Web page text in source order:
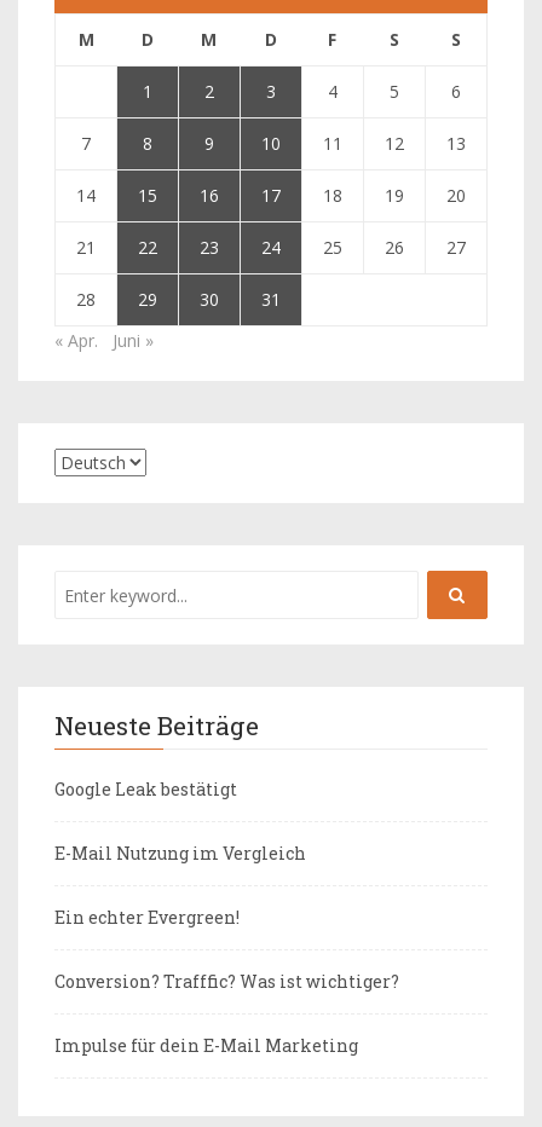
M D M D F S S
1 2 3 4 5 6
7 8 9 10 11 12 13
14 15 16 17 18 19 20
21 22 23 24 25 26 27
28 29 30
31
« Apr.
Juni »
Neueste Beiträge
Google Leak bestätigt
E-Mail Nutzung im Vergleich
Ein echter Evergreen!
Conversion? Trafffic? Was ist wichtiger?
Impulse für dein E-Mail Marketing